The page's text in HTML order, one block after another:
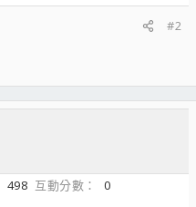
#2
498 互動分數
0